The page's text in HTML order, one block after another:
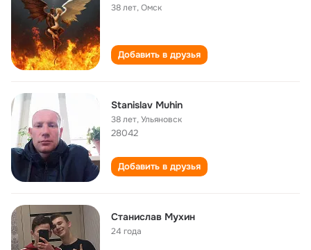
38 лет,Омск
Добавить в друзья
Stanislav Muhin
38 лет,Ульяновск
28042
Добавить в друзья
Станислав Мухин
24 года